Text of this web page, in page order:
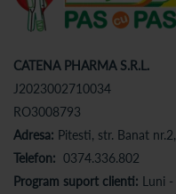
CATENA PHARMA S.R.L.
J2023002710034
RO3008793
Adresa: Pitesti, str. Banat
Telefon: 0374.336.802
Program suport clienti: Luni